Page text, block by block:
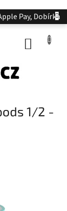
Pay, Dobírka
1/2 -